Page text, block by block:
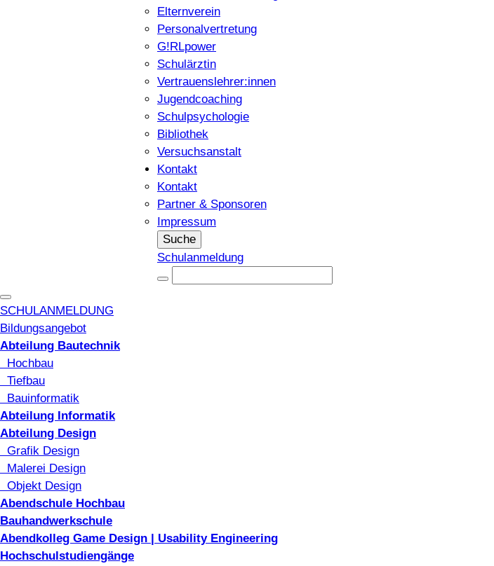
Elternverein
Personalvertretung
G!RLpower
Schulärztin
Vertrauenslehrer:innen
Jugendcoaching
Schulpsychologie
Bibliothek
Versuchsanstalt
Kontakt
Kontakt
Partner & Sponsoren
Impressum
Suche
Schulanmeldung
SCHULANMELDUNG
Bildungsangebot
Abteilung Bautechnik
Hochbau
Tiefbau
Bauinformatik
Abteilung Informatik
Abteilung Design
Grafik Design
Malerei Design
Objekt Design
Abendschule Hochbau
Bauhandwerkschule
Abendkolleg Game Design | Usability Engineering
Hochschulstudiengänge